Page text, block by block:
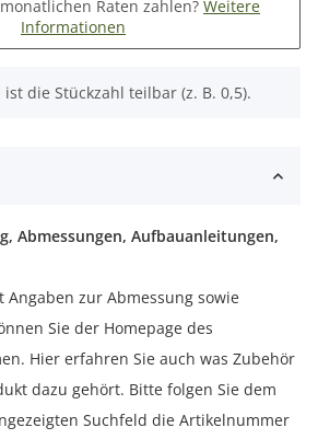
Raten zahlen? Weitere
Informationen
die Stückzahl teilbar (z. B. 0,5).
Abmessungen, Aufbauanleitungen,
Angaben zur Abmessung sowie
Sie der Homepage des
Hier erfahren Sie auch was Zubehör
dazu gehört. Bitte folgen Sie dem
Suchfeld die Artikelnummer